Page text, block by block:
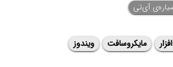
آی‌تی
مایکروسافت ویندوز